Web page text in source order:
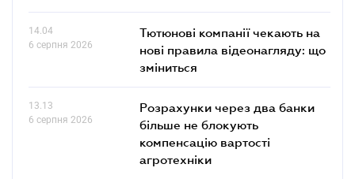
14.04
6 серпня 2026
Тютюнові компанії чекають на
нові правила відеонагляду: що
зміниться
13.13
6 серпня 2026
Розрахунки через два банки
більше не блокують
компенсацію вартості
агротехніки